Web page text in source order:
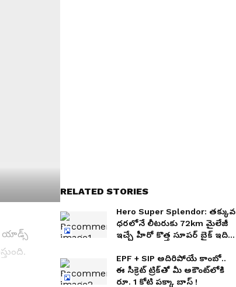
యాడ్స్
RELATED STORIES
Hero Super Splendor: తక్కువ
ధరలోనే లీటరుకు 72km మైలేజీ
ఇచ్చే హీరో కొత్త సూపర్ బైక్ ఇది..
EPF + SIP అదిరిపోయే కాంబో..
ఈ సీక్రెట్ ట్రిక్‌తో మీ అకౌంట్‌లోకి
రూ. 1 కోటి పక్కా బాస్ !